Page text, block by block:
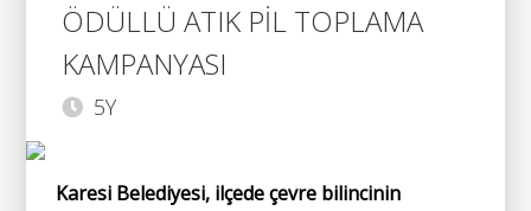
ÖDÜLLÜ ATIK PİL TOPLAMA
KAMPANYASI
5Y
Karesi Belediyesi, ilçede çevre bilincinin